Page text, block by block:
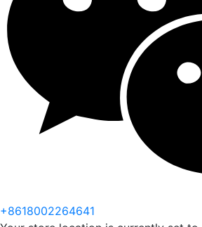
+8618002264641